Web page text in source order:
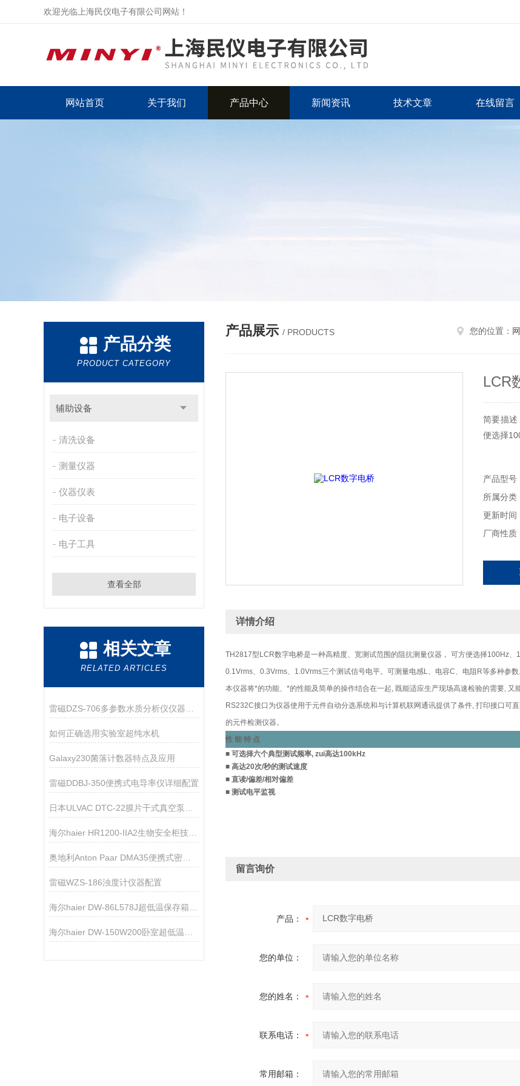
欢迎光临上海民仪电子有限公司网站！
网站首页 关于我们 产品中心 新闻资讯 技术文章 在线留言
产品分类
PRODUCT CATEGORY
辅助设备
清洗设备
测量仪器
仪器仪表
电子设备
电子工具
查看全部
相关文章
RELATED ARTICLES
如何正确选用实验室超纯水机
Galaxy230菌落计数器特点及应用
雷磁DDBJ-350便携式电导率仪详细配置
海尔haier HR1200-IIA2生物安全柜技术资料
奥地利Anton Paar DMA35便携式密度浓度计
雷磁WZS-186浊度计仪器配置
产品展示 / PRODUCTS 您的位置：
LCR
简要描述
便选择
产品型号
所属分类
更新时间
厂商性质
详情介绍
TH2817型LCR数字电桥是一种高精度、宽测试范围的阻抗测量仪器， 可方便选择100Hz
0.1Vrms、0.3Vrms、1.0Vrms三个测试信号电平。可测量电感L、电容C、电阻R等多种参数
本仪器将*的功能、*的性能及简单的操作结合在一起, 既能适应生产现场高速检验的需要,
RS232C接口为仪器使用于元件自动分选系统和与计算机联网通讯提供了条件, 打印接口
的元件检测仪器。
性 能 特 点
■ 可选择六个典型测试频率, zui高达100kHz
■ 高达20次/秒的测试速度
■ 直读/偏差/相对偏差
■ 测试电平监视
留言询价
产品：
您的单位：
您的姓名：
联系电话：
常用邮箱：